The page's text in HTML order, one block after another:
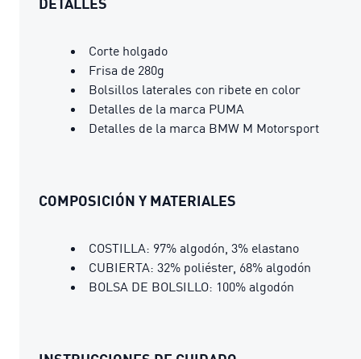
Corte holgado
Frisa de 280g
Bolsillos laterales con ribete en color
Detalles de la marca PUMA
Detalles de la marca BMW M Motorsport
COMPOSICIÓN Y MATERIALES
COSTILLA: 97% algodón, 3% elastano
CUBIERTA: 32% poliéster, 68% algodón
BOLSA DE BOLSILLO: 100% algodón